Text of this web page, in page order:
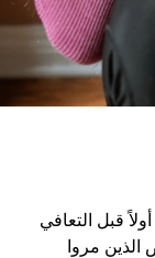
قبل التعافي
الذين مروا